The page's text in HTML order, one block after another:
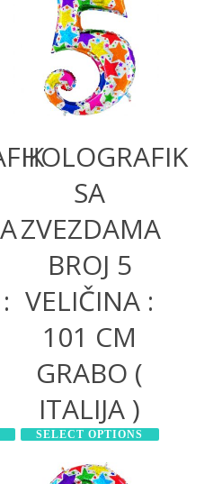
500,00RSD
1.200,00RSD
HOLOGRAFIK
SA
ZVEZDAMA
BROJ 5
VELIČINA :
101 CM
GRABO (
ITALIJA )
SELECT OPTIONS